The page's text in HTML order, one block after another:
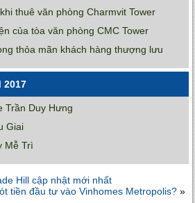
thuê văn phòng Charmvit Tower
của tòa văn phòng CMC Tower
thỏa mãn khách hàng thượng lưu
2017
Trần Duy Hưng
Giai
Mễ Trì
Hill cập nhật mới nhất
tiền đầu tư vào Vinhomes Metropolis?»